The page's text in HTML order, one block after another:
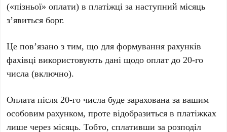
(«пізньої» оплати) в платіжці за наступний місяць
з’явиться борг.
Це пов’язано з тим, що для формування рахунків
фахівці використовують дані щодо оплат до 20-го
числа (включно).
Оплата після 20-го числа буде зарахована за вашим
особовим рахунком, проте відобразиться в платіжках
лише через місяць. Тобто, сплативши за розподіл